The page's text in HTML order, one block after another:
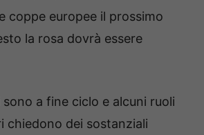
coppe europee il prossimo
la rosa dovrà essere
a fine ciclo e alcuni ruoli
chiedono dei sostanziali